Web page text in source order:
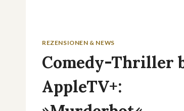
REZENSIONEN & NEWS
Comedy-Thriller
AppleTV+: